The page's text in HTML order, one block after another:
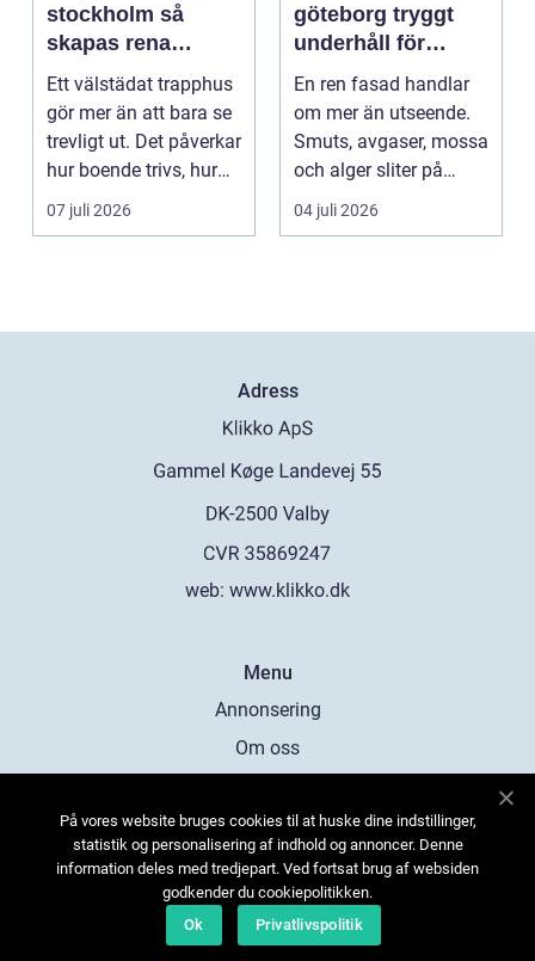
stockholm så
skapas rena
trapphus som
håller över tid
Ett välstädat trapphus
gör mer än att bara se
trevligt ut. Det påverkar
hur boende trivs, hur
besöka...
07 juli 2026
göteborg tryggt
underhåll för
hållbara fasader
En ren fasad handlar
om mer än utseende.
Smuts, avgaser, mossa
och alger sliter på
materialen och ka...
04 juli 2026
Adress
web: www.klikko.dk
Menu
Annonsering
Om oss
Kontakta oss
Sitemap
På vores website bruges cookies til at huske dine indstillinger,
statistik og personalisering af indhold og annoncer. Denne
information deles med tredjepart. Ved fortsat brug af websiden
godkender du cookiepolitikken.
Ok
Privatlivspolitik